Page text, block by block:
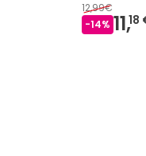
12,99€
-14% 11,18